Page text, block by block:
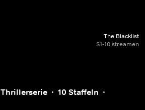
The Blacklist
S1-10 streamen
Thrillerserie
10 Staffeln